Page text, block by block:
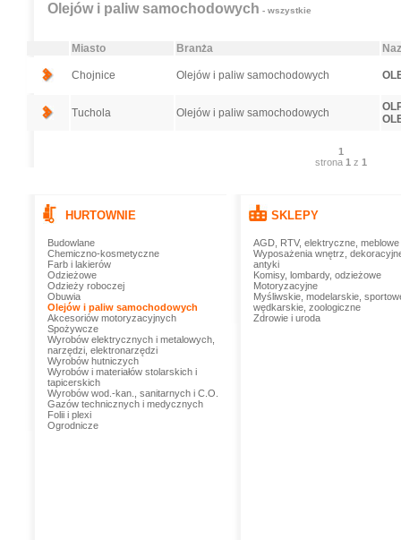
Olejów i paliw samochodowych - wszystkie
Miasto Branża
Chojnice Olejów i paliw samochodowych
Tuchola Olejów i paliw samochodowych
1
strona 1 z 1
HURTOWNIE
Budowlane
Chemiczno-kosmetyczne
Farb i lakierów
Odzieżowe
Odzieży roboczej
Obuwia
Olejów i paliw samochodowych
Akcesoriów motoryzacyjnych
Spożywcze
Wyrobów elektrycznych i metalowych,
narzędzi, elektronarzędzi
Wyrobów hutniczych
Wyrobów i materiałów stolarskich i
tapicerskich
Wyrobów wod.-kan., sanitarnych i C.O.
Gazów technicznych i medycznych
Folii i plexi
Ogrodnicze
SKLEPY
AGD, RTV, elektryczne, meblowe
Wyposażenia wnętrz,
antyki
Komisy, lombardy, odzieżowe
Motoryzacyjne
Myśliwskie, modelarskie,
wędkarskie, zoologiczne
Zdrowie i uroda